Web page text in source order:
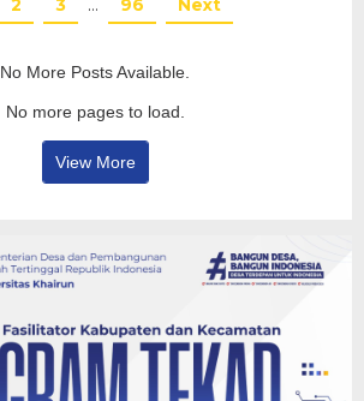
2 3 … 96 Next
No More Posts Available.
No more pages to load.
View More